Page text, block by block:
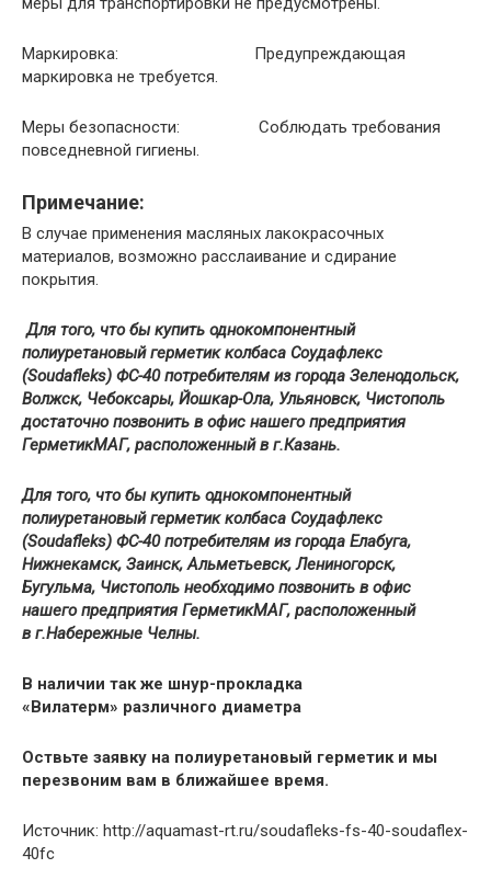
Маркировка: Предупреждающая
маркировка не требуется.
Меры безопасности: Соблюдать требования
повседневной гигиены.
Примечание:
В случае применения масляных лакокрасочных
материалов, возможно расслаивание и сдирание
покрытия.
Для того, что бы купить однокомпонентный
полиуретановый герметик колбаса Соудафлекс
(Soudafleks) ФС-40 потребителям из города Зеленодольск,
Волжск, Чебоксары, Йошкар-Ола, Ульяновск, Чистополь
достаточно позвонить в офис нашего предприятия
ГерметикМАГ, расположенный вг.Казань.
Для того, что бы купить однокомпонентный
полиуретановый герметик колбаса Соудафлекс
(Soudafleks) ФС-40потребителям из города Елабуга,
Нижнекамск, Заинск, Альметьевск, Лениногорск,
Бугульма, Чистополь необходимо позвонить в офис
нашего предприятия ГерметикМАГ, расположенный
вг.Набережные Челны.
В наличии так же шнур-прокладка
«Вилатерм» различного диаметра
Оствьте заявку на полиуретановый герметик и мы
перезвоним вам в ближайшее время.
Источник: http://aquamast-rt.ru/soudafleks-fs-40-soudaflex-
40fc